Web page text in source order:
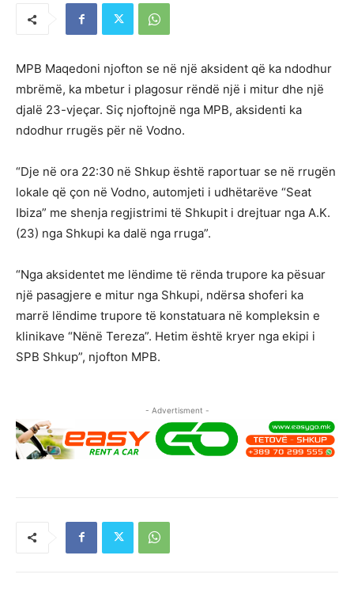
MPB Maqedoni njofton se në një aksident që ka ndodhur
mbrëmë, ka mbetur i plagosur rëndë një i mitur dhe një
djalë 23-vjeçar. Siç njoftojnë nga MPB, aksidenti ka
ndodhur rrugës për në Vodno.
“Dje në ora 22:30 në Shkup është raportuar se në rrugën
lokale që çon në Vodno, automjeti i udhëtarëve “Seat
Ibiza” me shenja regjistrimi të Shkupit i drejtuar nga A.K.
(23) nga Shkupi ka dalë nga rruga”.
“Nga aksidentet me lëndime të rënda trupore ka pësuar
një pasagjere e mitur nga Shkupi, ndërsa shoferi ka
marrë lëndime trupore të konstatuara në kompleksin e
klinikave “Nënë Tereza”. Hetim është kryer nga ekipi i
SPB Shkup”, njofton MPB.
- Advertisment -